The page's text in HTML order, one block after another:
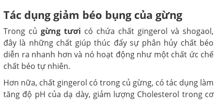
Tác dụng giảm béo bụng của gừng
Trong củ gừng tươi có chứa chất gingerol và shogaol,
đây là những chất giúp thúc đẩy sự phân hủy chất béo
diễn ra nhanh hơn và nó hoạt động như một chất ức chế
chất béo tự nhiên.
Hơn nữa, chất gingerol có trong củ gừng, có tác dụng làm
tăng độ pH của dạ dày, giảm lượng Cholesterol trong cơ